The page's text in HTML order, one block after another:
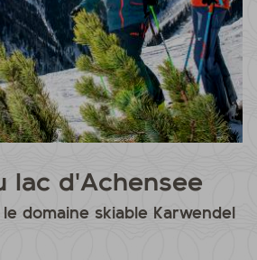
lac d'Achensee
domaine skiable Karwendel